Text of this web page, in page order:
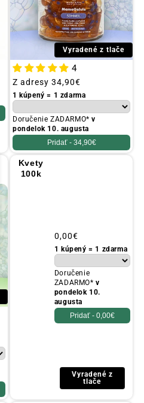
Vyradené z tlače
4
Obvyklá
cena
Z adresy 34,90€
1 kúpený = 1 zdarma
Doručenie ZADARMO*v
pondelok 10. augusta
Pridať - 34,90€
Kvety
100k
Obvyklá
cena
0,00€
1 kúpený = 1 zdarma
Doručenie
ZADARMO*v
pondelok 10.
augusta
Pridať - 0,00€
Vyradené z
tlače